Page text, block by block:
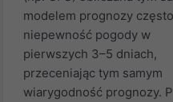
modelem prognozy
niepewność pogody w
pierwszych 3–5 dniach,
przeceniając tym samym
wiarygodność prognozy.